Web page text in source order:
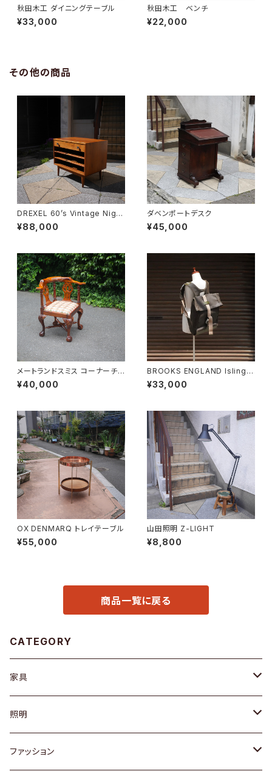
秋田木工 ダイニングテーブル
¥33,000
秋田木工 ベンチ
¥22,000
その他の商品
DREXEL 60’s Vintage Night
table
¥88,000
ダベンポートデスク
¥45,000
メートランドスミス コーナーチェ
ア
¥40,000
BROOKS ENGLAND Islingto
n Rucksack
¥33,000
OX DENMARQ トレイテーブル
¥55,000
山田照明 Z-LIGHT
¥8,800
商品一覧に戻る
CATEGORY
家具
ソファ / ベンチ
チェア / スツール
照明
ペンダントライト
ファッション